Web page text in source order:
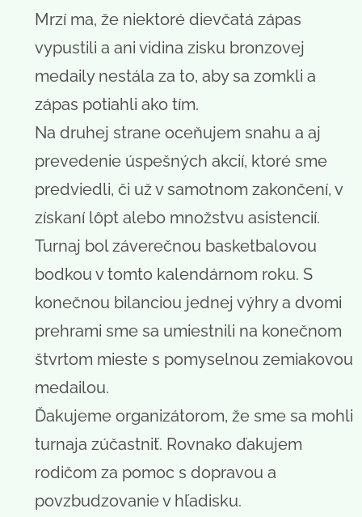
Mrzí ma, že niektoré dievčatá zápas
vypustili a ani vidina zisku bronzovej
medaily nestála za to, aby sa zomkli a
zápas potiahli ako tím.
Na druhej strane oceňujem snahu a aj
prevedenie úspešných akcií, ktoré sme
predviedli, či už v samotnom zakončení, v
získaní lôpt alebo množstvu asistencií.
Turnaj bol záverečnou basketbalovou
bodkou v tomto kalendárnom roku. S
konečnou bilanciou jednej výhry a dvomi
prehrami sme sa umiestnili na konečnom
štvrtom mieste s pomyselnou zemiakovou
medailou.
Ďakujeme organizátorom, že sme sa mohli
turnaja zúčastniť. Rovnako ďakujem
rodičom za pomoc s dopravou a
povzbudzovanie v hľadisku.